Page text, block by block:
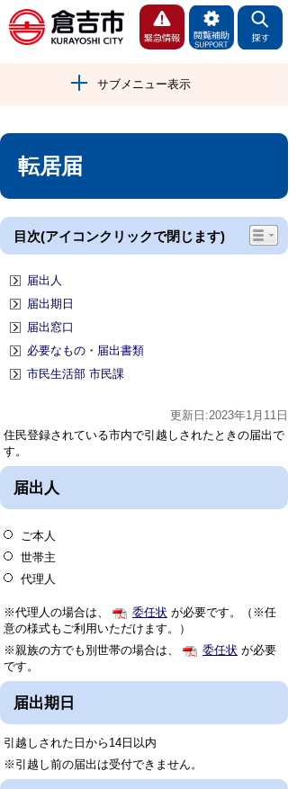
サブメニュー表示
転居届
目次(アイコンクリックで閉じます)
届出人
届出期日
届出窓口
必要なもの・届出書類
市民生活部 市民課
更新日:2023年1月11日
住民登録されている市内で引越しされたときの届出で
す。
届出人
ご本人
世帯主
代理人
※代理人の場合は、 委任状 が必要です。（※任
意の様式もご利用いただけます。）
※親族の方でも別世帯の場合は、
委任状 が必要
です。
届出期日
引越しされた日から14日以内
※引越し前の届出は受付できません。